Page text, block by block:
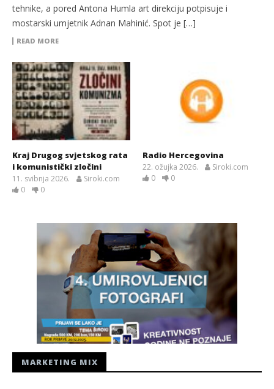
tehnike, a pored Antona Humla art direkciju potpisuje i
mostarski umjetnik Adnan Mahinić. Spot je […]
READ MORE
Kraj Drugog svjetskog rata
i komunistički zločini
11. svibnja 2026.
Siroki.com
0
0
Radio Hercegovina
22. ožujka 2026.
Siroki.com
0
0
MARKETING MIX